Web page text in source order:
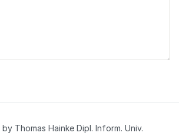
Thomas Hainke Dipl. Inform. Univ.